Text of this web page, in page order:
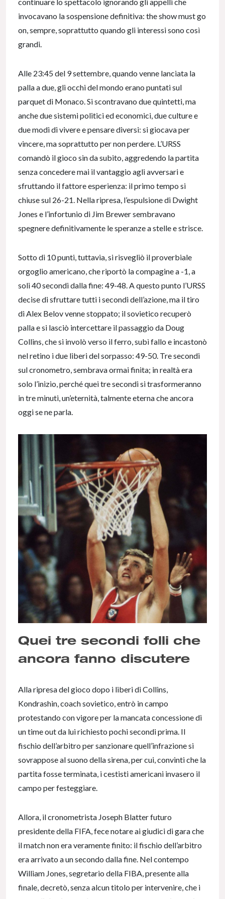
invocavano la sospensione definitiva: the show must go
on, sempre, soprattutto quando gli interessi sono così
grandi.
Alle 23:45 del 9 settembre, quando venne lanciata la
palla a due, gli occhi del mondo erano puntati sul
parquet di Monaco. Si scontravano due quintetti, ma
anche due sistemi politici ed economici, due culture e
due modi di vivere e pensare diversi: si giocava per
vincere, ma soprattutto per non perdere. L’URSS
comandò il gioco sin da subito, aggredendo la partita
senza concedere mai il vantaggio agli avversari e
sfruttando il fattore esperienza: il primo tempo si
chiuse sul 26-21. Nella ripresa, l’espulsione di Dwight
Jones e l’infortunio di Jim Brewer sembravano
spegnere definitivamente le speranze a stelle e strisce.
Sotto di 10 punti, tuttavia, si risvegliò il proverbiale
orgoglio americano, che riportò la compagine a -1, a
soli 40 secondi dalla fine: 49-48. A questo punto l’URSS
decise di sfruttare tutti i secondi dell’azione, ma il tiro
di Alex Belov venne stoppato; il sovietico recuperò
palla e si lasciò intercettare il passaggio da Doug
Collins, che si involò verso il ferro, subì fallo e incastonò
nel retino i due liberi del sorpasso: 49-50. Tre secondi
sul cronometro, sembrava ormai finita; in realtà era
solo l’inizio, perché quei tre secondi si trasformeranno
in tre minuti, un’eternità, talmente eterna che ancora
oggi se ne parla.
Quei tre secondi folli che
ancora fanno discutere
Alla ripresa del gioco dopo i liberi di Collins,
Kondrashin, coach sovietico, entrò in campo
protestando con vigore per la mancata concessione di
un time out da lui richiesto pochi secondi prima. Il
fischio dell’arbitro per sanzionare quell’infrazione si
sovrappose al suono della sirena, per cui, convinti che la
partita fosse terminata, i cestisti americani invasero il
campo per festeggiare.
Allora, il cronometrista Joseph Blatter futuro
presidente della FIFA, fece notare ai giudici di gara che
il match non era veramente finito: il fischio dell’arbitro
era arrivato a un secondo dalla fine. Nel contempo
William Jones, segretario della FIBA, presente alla
finale, decretò, senza alcun titolo per intervenire, che i